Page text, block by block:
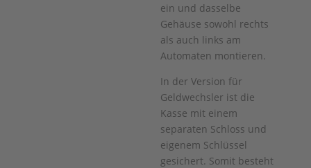
ein und dasselbe
Gehäuse sowohl rechts
als auch links am
Automaten montieren.
In der Version für
Geldwechsler ist die
Kasse mit einem
separaten Schloss und
eigenem Schlüssel
gesichert. Somit besteht